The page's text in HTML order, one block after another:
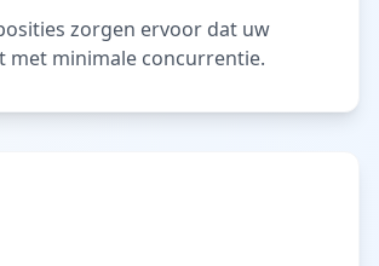
zorgen ervoor dat uw
met minimale concurrentie.